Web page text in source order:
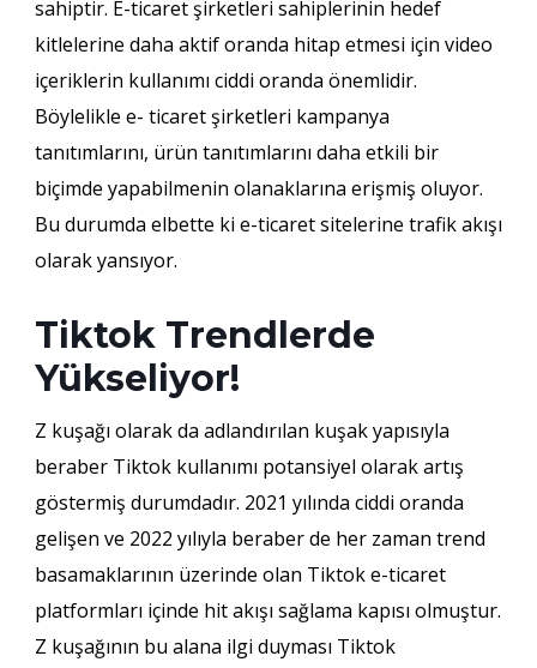
sahiptir. E-ticaret şirketleri sahiplerinin hedef
kitlelerine daha aktif oranda hitap etmesi için video
içeriklerin kullanımı ciddi oranda önemlidir.
Böylelikle e- ticaret şirketleri kampanya
tanıtımlarını, ürün tanıtımlarını daha etkili bir
biçimde yapabilmenin olanaklarına erişmiş oluyor.
Bu durumda elbette ki e-ticaret sitelerine trafik akışı
olarak yansıyor.
Tiktok Trendlerde
Yükseliyor!
Z kuşağı olarak da adlandırılan kuşak yapısıyla
beraber Tiktok kullanımı potansiyel olarak artış
göstermiş durumdadır. 2021 yılında ciddi oranda
gelişen ve 2022 yılıyla beraber de her zaman trend
basamaklarının üzerinde olan Tiktok e-ticaret
platformları içinde hit akışı sağlama kapısı olmuştur.
Z kuşağının bu alana ilgi duyması Tiktok